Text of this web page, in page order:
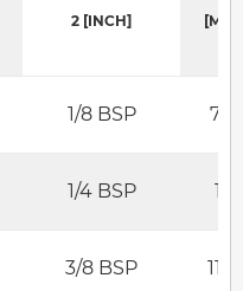
2 [INCH]
[MM]
1/8 BSP 7,5
1/4 BSP 11
3/8 BSP 11,5